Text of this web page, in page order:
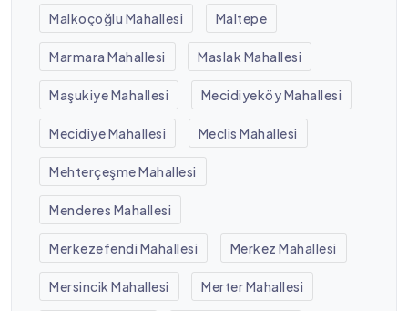
Malkoçoğlu Mahallesi Maltepe
Marmara Mahallesi Maslak Mahallesi
Maşukiye Mahallesi Mecidiyeköy Mahallesi
Mecidiye Mahallesi Meclis Mahallesi
Mehterçeşme Mahallesi
Menderes Mahallesi
Merkezefendi Mahallesi Merkez Mahallesi
Mersincik Mahallesi Merter Mahallesi